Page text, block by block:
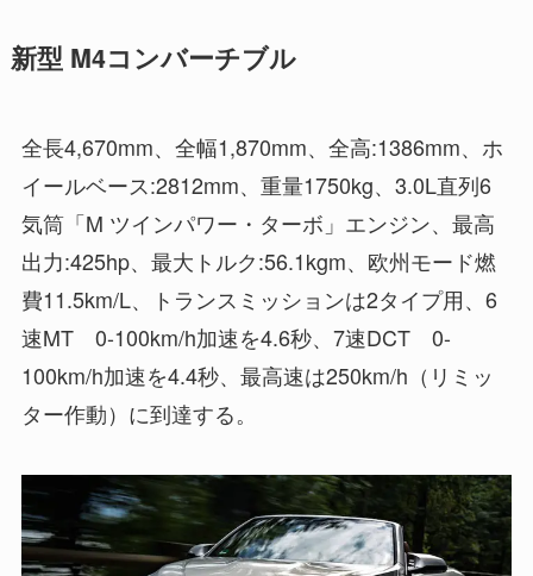
新型 M4コンバーチブル
全長4,670mm、全幅1,870mm、全高:1386mm、ホ
イールベース:2812mm、重量1750kg、3.0L直列6
気筒「M ツインパワー・ターボ」エンジン、最高
出力:425hp、最大トルク:56.1kgm、欧州モード燃
費11.5km/L、トランスミッションは2タイプ用、6
速MT 0-100km/h加速を4.6秒、7速DCT 0-
100km/h加速を4.4秒、最高速は250km/h（リミッ
ター作動）に到達する。